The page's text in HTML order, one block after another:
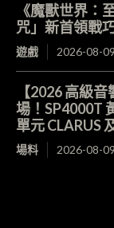
《魔獸世界：
咒」新首領戰
遊戲 2026-08-09
【2026 高級
場！SP4000T
單元 CLARUS
場料 2026-08-09